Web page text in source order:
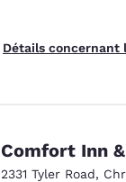
Détails concernant
Comfort Inn
2331 Tyler Road,